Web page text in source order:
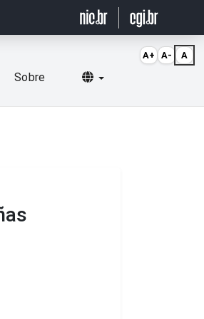
Sobre Selecionar idioma
A+ A- A